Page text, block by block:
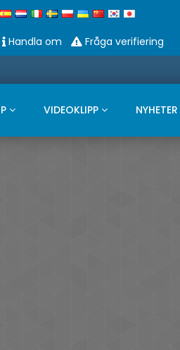
Handla om Fråga verifiering
VIDEOKLIPP NYHETER